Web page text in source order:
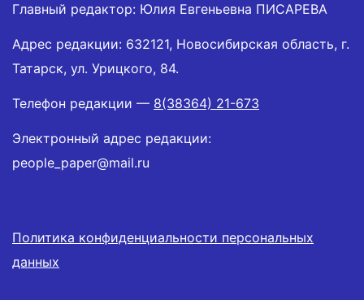
Главный редактор: Юлия Евгеньевна ПИСАРЕВА
Адрес редакции: 632121, Новосибирская область, г.
Татарск, ул. Урицкого, 84.
Телефон редакции — 8(38364) 21-673
Электронный адрес редакции:
people_paper@mail.ru
Политика конфиденциальности персональных
данных